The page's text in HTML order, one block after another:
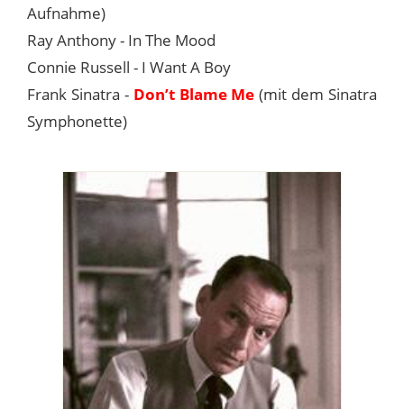
Aufnahme)
Ray Anthony - In The Mood
Connie Russell - I Want A Boy
Frank Sinatra - Don’t Blame Me (mit dem Sinatra
Symphonette)